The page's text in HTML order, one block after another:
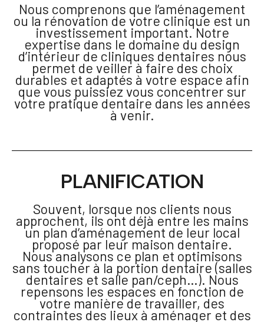
Nous comprenons que l’aménagement
ou la rénovation de votre clinique est un
investissement important. Notre
expertise dans le domaine du design
d’intérieur de cliniques dentaires nous
permet de veiller à faire des choix
durables et adaptés à votre espace afin
que vous puissiez vous concentrer sur
votre pratique dentaire dans les années
à venir.
PLANIFICATION
Souvent, lorsque nos clients nous
approchent, ils ont déjà entre les mains
un plan d’aménagement de leur local
proposé par leur maison dentaire.
Nous analysons ce plan et optimisons
sans toucher à la portion dentaire (salles
dentaires et salle pan/ceph…). Nous
repensons les espaces en fonction de
votre manière de travailler, des
contraintes des lieux à aménager et des